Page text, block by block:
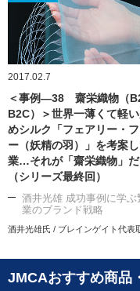
2017.02.7
＜事例―38 齋栄織物（
B2C）＞世界一薄くて軽
めシルク「フェアリー・
ー（妖精の羽）」を考案
業…それが「齋栄織物」
（シリーズ最終回）
酒井光雄 成功事例に学ぶ
業のブランド戦略
酒井光雄氏 / ブレインゲイト代表
JMCAおすすめ商品